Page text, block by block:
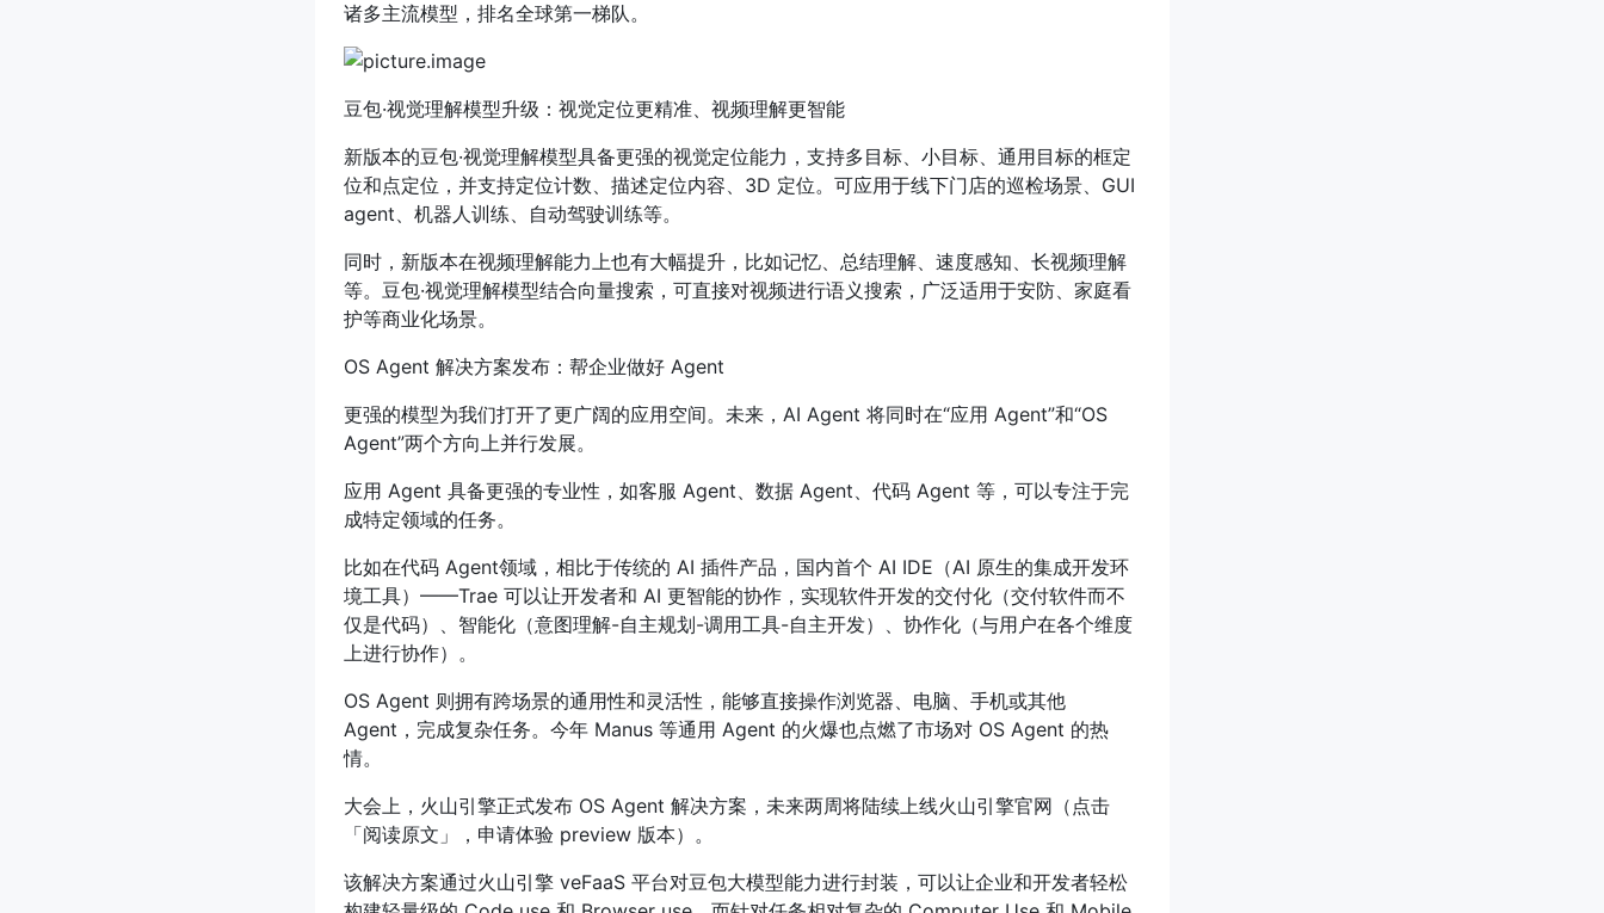
诸多主流模型，排名全球第一梯队。
豆包·视觉理解模型升级：视觉定位更精准、视频理解更智能
新版本的豆包·视觉理解模型具备更强的视觉定位能力，支持多目标、小目标、通用目标的框定
位和点定位，并支持定位计数、描述定位内容、3D 定位。可应用于线下门店的巡检场景、GUI
agent、机器人训练、自动驾驶训练等。
同时，新版本在视频理解能力上也有大幅提升，比如记忆、总结理解、速度感知、长视频理解
等。豆包·视觉理解模型结合向量搜索，可直接对视频进行语义搜索，广泛适用于安防、家庭看
护等商业化场景。
OS Agent 解决方案发布：帮企业做好 Agent
更强的模型为我们打开了更广阔的应用空间。未来，AI Agent 将同时在“应用 Agent”和“OS
Agent”两个方向上并行发展。
应用 Agent 具备更强的专业性，如客服 Agent、数据 Agent、代码 Agent 等，可以专注于完
成特定领域的任务。
比如在代码 Agent领域，相比于传统的 AI 插件产品，国内首个 AI IDE（AI 原生的集成开发环
境工具）——Trae 可以让开发者和 AI 更智能的协作，实现软件开发的交付化（交付软件而不
仅是代码）、智能化（意图理解-自主规划-调用工具-自主开发）、协作化（与用户在各个维度
上进行协作）。
OS Agent 则拥有跨场景的通用性和灵活性，能够直接操作浏览器、电脑、手机或其他
Agent，完成复杂任务。今年 Manus 等通用 Agent 的火爆也点燃了市场对 OS Agent 的热
情。
大会上，火山引擎正式发布 OS Agent 解决方案，未来两周将陆续上线火山引擎官网（点击
「阅读原文」，申请体验 preview 版本）。
该解决方案通过火山引擎 veFaaS 平台对豆包大模型能力进行封装，可以让企业和开发者轻松